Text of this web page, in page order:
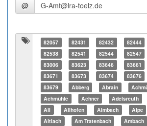
@
82057 82431 82432 82444
82538
82541 82544 82547
83006
83623 83646 83661
83671
83673 83674 83676
83679
Abberg Abrain
Achmühle
Achner Adelsreuth
All
Allhofen Almbach Alpe
Altlach
Am Tratenbach Ambach